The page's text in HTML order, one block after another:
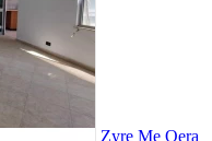
Zyre Me Qera